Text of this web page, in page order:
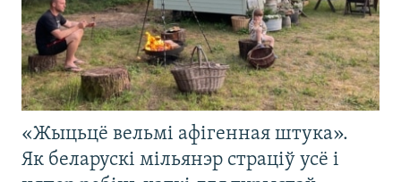
«Жыцьцё вельмі афігенная штука».
Як беларускі мільянэр страціў усё і